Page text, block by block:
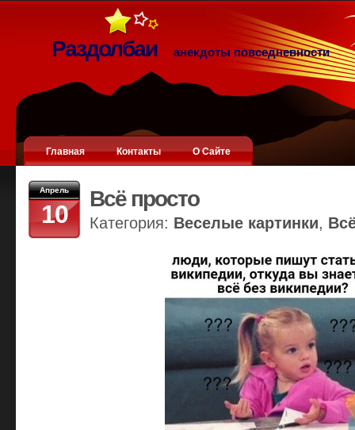
Раздолбаи анекдоты повседневности
Главная Контакты О Сайте
Апрель
10
Всё просто
Категория: Веселые картинки,